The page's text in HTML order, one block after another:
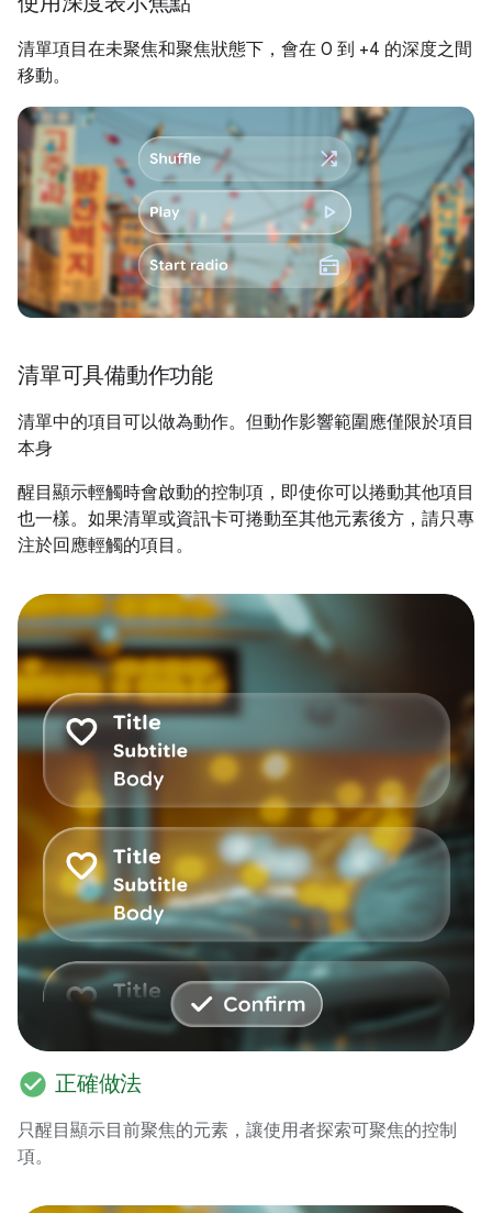
清單項目在未聚焦和聚焦狀態下，會在 0 到 +4 的深度之間
移動。
清單可具備動作功能
清單中的項目可以做為動作。但動作影響範圍應僅限於項目
本身
醒目顯示輕觸時會啟動的控制項，即使你可以捲動其他項目
也一樣。如果清單或資訊卡可捲動至其他元素後方，請只專
注於回應輕觸的項目。
check_circle 正確做法
只醒目顯示目前聚焦的元素，讓使用者探索可聚焦的控制
項。